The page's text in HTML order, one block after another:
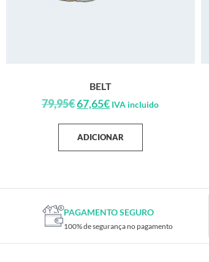
BELT
79,95€67,65€ IVA incluido
ADICIONAR
PAGAMENTO SEGURO
100% de segurança no pagamento